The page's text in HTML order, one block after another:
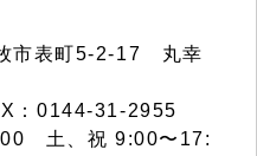
市表町5-2-17 丸幸
：0144-31-2955
土、祝 9:00〜17: